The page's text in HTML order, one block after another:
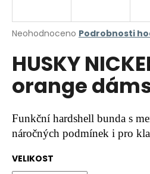
Průměrné
produktu
je
z
hvězdiček.
Neohodnoceno Podrobnosti
HUSKY
orange
Funkční hardshell bunda s
náročných podmínek i pro
VELIKOST
j
t
?
HLEDAT